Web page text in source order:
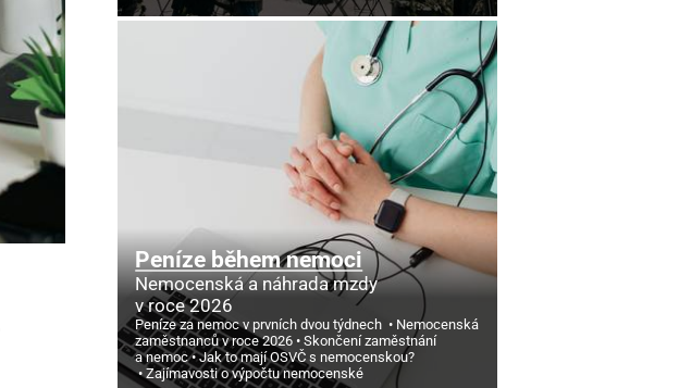
Peníze během nemoci
Nemocenská a náhrada mzdy
v roce 2026
Peníze za nemoc v prvních dvou týdnech
Nemocenská
zaměstnanců v roce 2026
Skončení zaměstnání
a nemoc
Jak to mají OSVČ s nemocenskou?
Zajímavosti o výpočtu nemocenské